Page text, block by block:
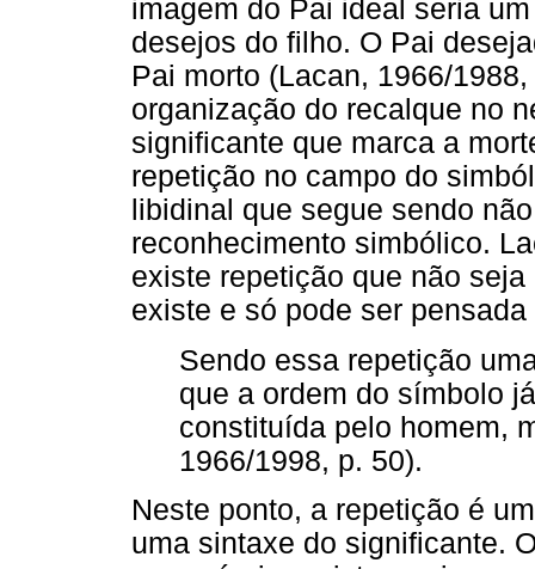
imagem do Pai ideal seria
desejos do filho. O Pai
Pai morto (Lacan, 1966/
organização do recalque no
significante que marca a
repetição no campo do
libidinal que segue sendo
reconhecimento simbólico.
existe repetição que não
existe e só pode ser
Sendo essa repetição
que a ordem do símbolo
constituída pelo homem,
1966/1998, p. 50).
Neste ponto, a repetição é
uma sintaxe do significante.